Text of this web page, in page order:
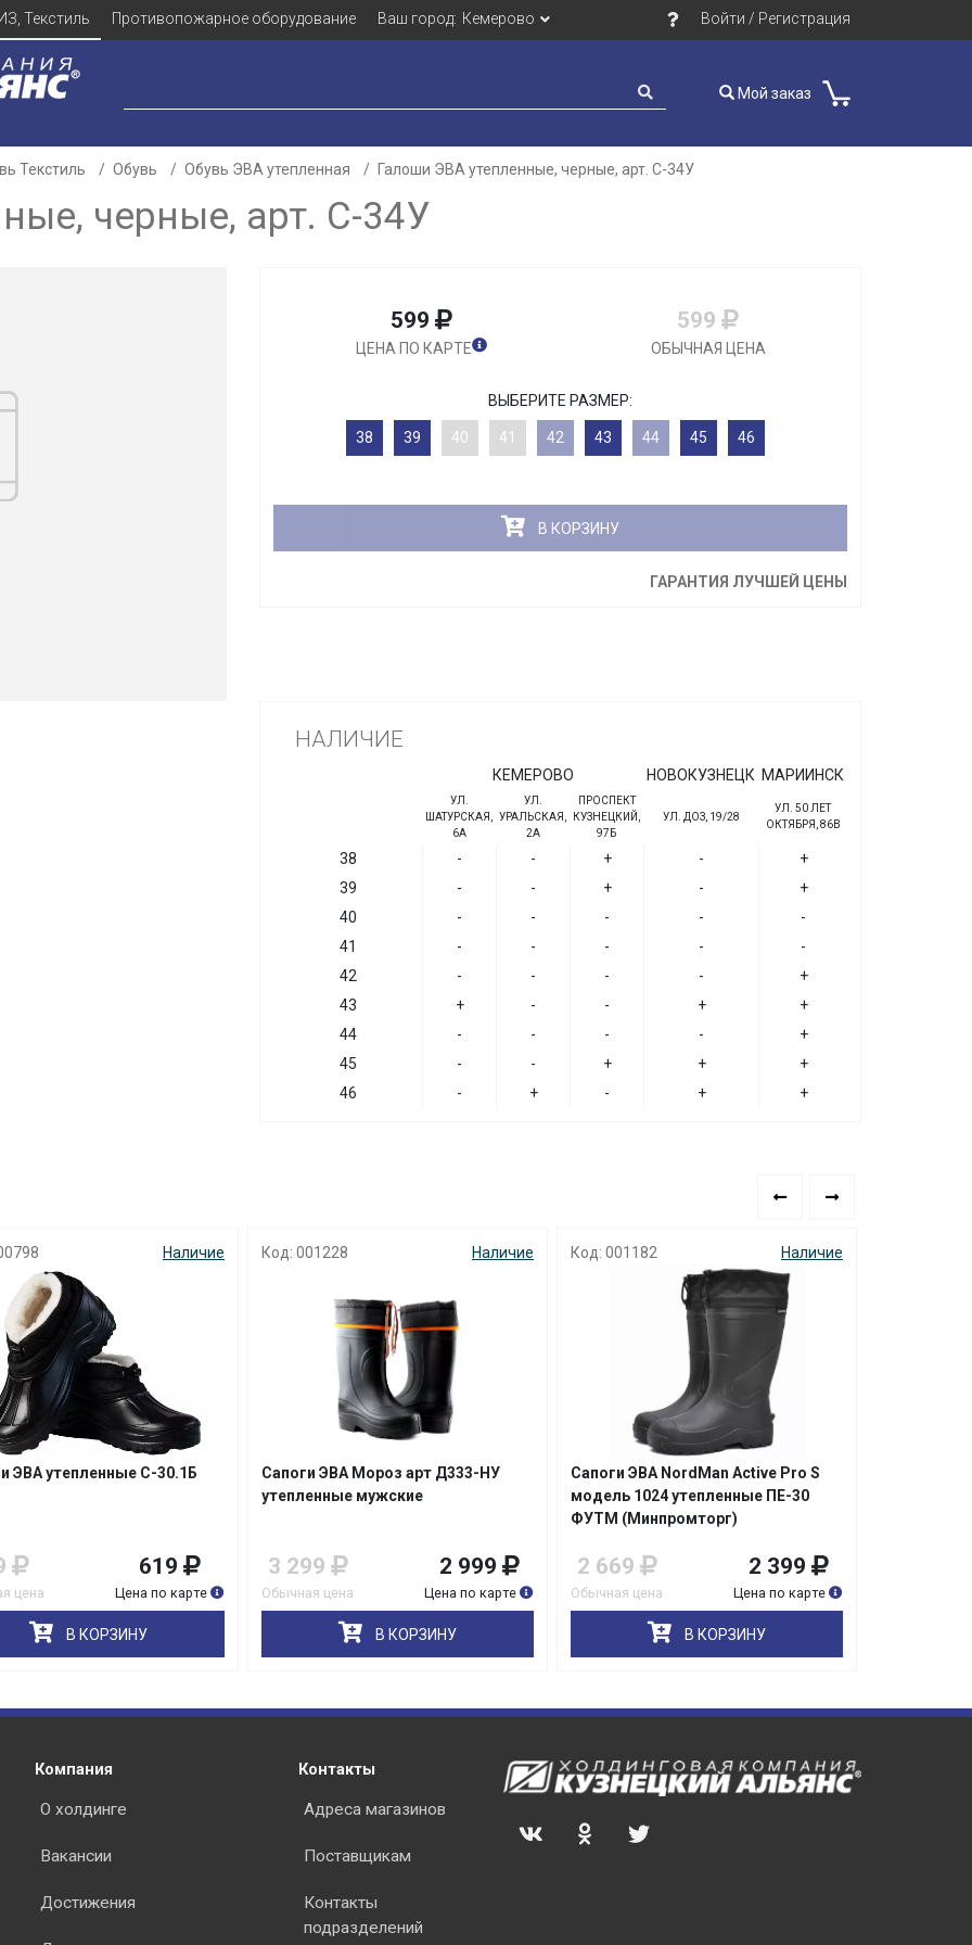
Текстиль Противопожарное оборудование Ваш город: Кемерово Войти / Регистрация
Мой заказ
Текстиль Обувь Обувь ЭВА утепленная Галоши ЭВА утепленные, черные, арт. C-34У
черные, арт. C-34У
599
ЦЕНА ПО КАРТЕ
599
ОБЫЧНАЯ ЦЕНА
ВЫБЕРИТЕ РАЗМЕР:
38 39 40 41 42 43 44 45 46
В КОРЗИНУ
ГАРАНТИЯ ЛУЧШЕЙ ЦЕНЫ
НАЛИЧИЕ
КЕМЕРОВО НОВОКУЗНЕЦК МАРИИНСК
УЛ.
ШАТУРСКАЯ,
6А
УЛ.
УРАЛЬСКАЯ,
2А
ПРОСПЕКТ
КУЗНЕЦКИЙ,
97Б
УЛ. ДОЗ, 19/28
УЛ. 50 ЛЕТ
ОКТЯБРЯ, 86В
38 - - + -
+
39
- - + -
+
40
- - - -
-
41
- - - -
-
42
- - - -
+
43
+ - - +
+
44
- - - -
+
45
- - + +
+
46
- + - + +
Наличие
ЭВА утепленные С-30.1Б
цена
619
Цена по карте
В КОРЗИНУ
Код: 001228 Наличие
Сапоги ЭВА Мороз арт Д333-НУ
утепленные мужские
3 299
Обычная цена
2 999
Цена по карте
В КОРЗИНУ
Код: 001182 Наличие
Сапоги ЭВА NordMan Active Pro S
модель 1024 утепленные ПЕ-30
ФУТМ (Минпромторг)
2 669
Обычная цена
2 399
Цена по карте
В КОРЗИНУ
Компания
О холдинге
Вакансии
Достижения
Контакты
Адреса магазинов
Поставщикам
Контакты
подразделений